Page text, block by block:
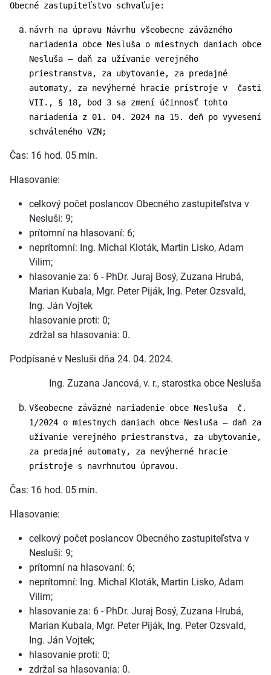
Obecné zastupiteľstvo schvaľuje:
návrh na úpravu Návrhu všeobecne záväzného
nariadenia obce Nesluša o miestnych daniach obce
Nesluša – daň za užívanie verejného
priestranstva, za ubytovanie, za predajné
automaty, za nevýherné hracie prístroje v časti
VII., § 18, bod 3 sa zmení účinnosť tohto
nariadenia z 01. 04. 2024 na 15. deň po vyvesení
schváleného VZN;
Čas: 16 hod. 05 min.
Hlasovanie:
celkový počet poslancov Obecného zastupiteľstva v
Nesluši: 9;
prítomní na hlasovaní: 6;
neprítomní: Ing. Michal Kloták, Martin Lisko, Adam
Vilim;
hlasovanie za: 6 - PhDr. Juraj Bosý, Zuzana Hrubá,
Marian Kubala, Mgr. Peter Piják, Ing. Peter Ozsvald,
Ing. Ján Vojtek
hlasovanie proti: 0;
zdržal sa hlasovania: 0.
Podpísané v Nesluši dňa 24. 04. 2024.
Ing. Zuzana Jancová, v. r., starostka obce Nesluša
Všeobecne záväzné nariadenie obce Nesluša č.
1/2024 o miestnych daniach obce Nesluša – daň za
užívanie verejného priestranstva, za ubytovanie,
za predajné automaty, za nevýherné hracie
prístroje s navrhnutou úpravou.
Čas: 16 hod. 05 min.
Hlasovanie:
celkový počet poslancov Obecného zastupiteľstva v
Nesluši: 9;
prítomní na hlasovaní: 6;
neprítomní: Ing. Michal Kloták, Martin Lisko, Adam
Vilim;
hlasovanie za: 6 - PhDr. Juraj Bosý, Zuzana Hrubá,
Marian Kubala, Mgr. Peter Piják, Ing. Peter Ozsvald,
Ing. Ján Vojtek;
hlasovanie proti: 0;
zdržal sa hlasovania: 0.